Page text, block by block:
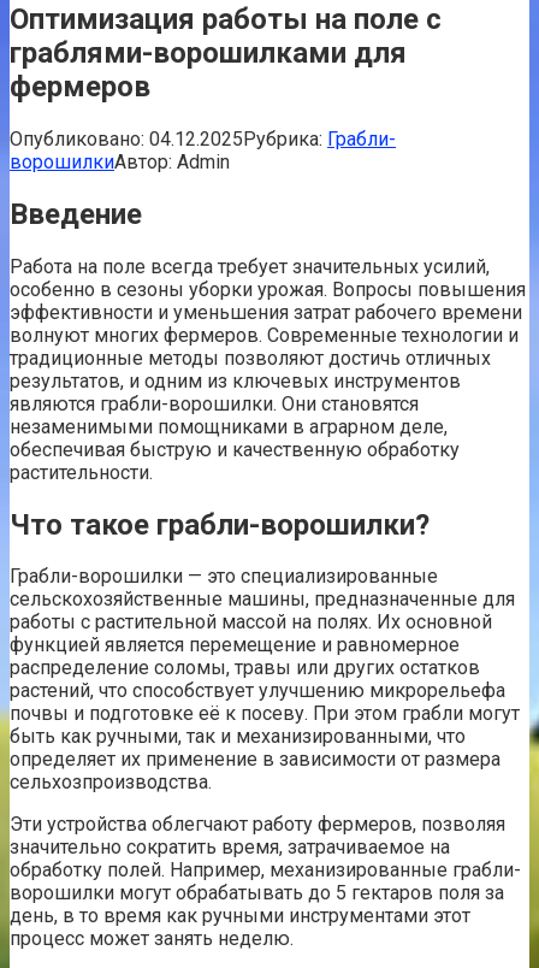
Оптимизация работы на поле с
граблями-ворошилками для
фермеров
Опубликовано: 04.12.2025Рубрика: Грабли-
ворошилкиАвтор: Admin
Введение
Работа на поле всегда требует значительных усилий,
особенно в сезоны уборки урожая. Вопросы повышения
эффективности и уменьшения затрат рабочего времени
волнуют многих фермеров. Современные технологии и
традиционные методы позволяют достичь отличных
результатов, и одним из ключевых инструментов
являются грабли-ворошилки. Они становятся
незаменимыми помощниками в аграрном деле,
обеспечивая быструю и качественную обработку
растительности.
Что такое грабли-ворошилки?
Грабли-ворошилки — это специализированные
сельскохозяйственные машины, предназначенные для
работы с растительной массой на полях. Их основной
функцией является перемещение и равномерное
распределение соломы, травы или других остатков
растений, что способствует улучшению микрорельефа
почвы и подготовке её к посеву. При этом грабли могут
быть как ручными, так и механизированными, что
определяет их применение в зависимости от размера
сельхозпроизводства.
Эти устройства облегчают работу фермеров, позволяя
значительно сократить время, затрачиваемое на
обработку полей. Например, механизированные грабли-
ворошилки могут обрабатывать до 5 гектаров поля за
день, в то время как ручными инструментами этот
процесс может занять неделю.